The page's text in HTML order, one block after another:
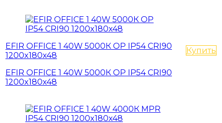
EFIR OFFICE 1 40W 5000К OP IP54 CRI90
1200x180x48
EFIR OFFICE 1 40W 5000К OP IP54 CRI90
1200x180x48
Купить